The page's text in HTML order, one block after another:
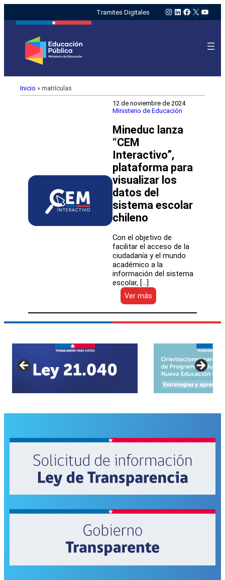
Tramites Digitales Instagram
LinkedIn
Facebook
X
Inicio » matrículas
12 de noviembre de 2024
Ministerio de Educación
Mineduc lanza
“CEM
Interactivo”,
plataforma para
visualizar los
datos del
sistema escolar
chileno
Con el objetivo de
facilitar el acceso de la
ciudadanía y el mundo
académico a la
información del sistema
escolar, […]
Ver más
Mineduc
lanza
“CEM
visualizar
los
datos
sistema
chileno